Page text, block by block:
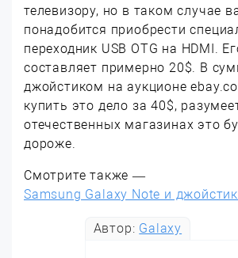
телевизору, но в таком случае
понадобится приобрести
переходник USB OTG на HDMI.
составляет примерно 20$. В
джойстиком на аукционе
купить это дело за 40$,
отечественных магазинах это
дороже.
Смотрите также —
Samsung Galaxy Note и
Автор: Galaxy